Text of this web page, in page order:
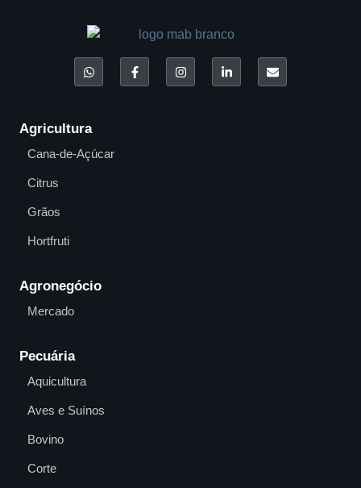
Agricultura
Cana-de-Açúcar
Citrus
Grãos
Hortfruti
Agronegócio
Mercado
Pecuária
Aquicultura
Aves e Suínos
Bovino
Corte